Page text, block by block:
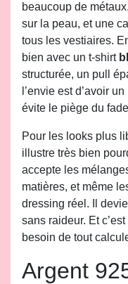
beaucoup de
sur la peau, et une
tous les vestiaires.
bien avec un t-shirt
structurée, un pull
l’envie est d’avoir un
évite le piège du
Pour les looks plus
illustre très bien
accepte les
matières, et même
dressing réel. Il
sans raideur. Et
besoin de tout
Argent